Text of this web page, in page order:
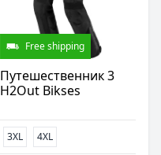
Free shipping
Путешественник 3
H2Out Bikses
3XL 4XL